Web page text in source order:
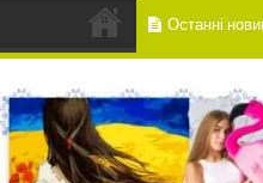
Останні